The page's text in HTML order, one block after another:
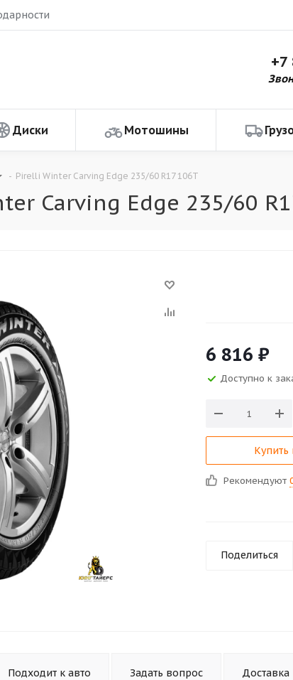
+7
Диски Мотошины
- Pirelli Winter Carving Edge 235/60 R17 106T
Carving Edge 235/60
6 816 ₽
Доступно к
Купить
Рекомендуют
Поделиться
Подходит к авто Задать вопрос Доставка